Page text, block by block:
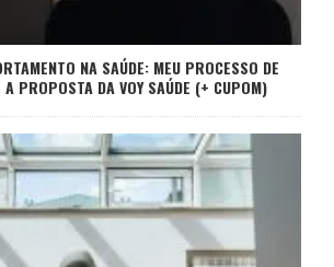
NA SAÚDE: MEU PROCESSO DE
A PROPOSTA DA VOY SAÚDE (+ CUPOM)